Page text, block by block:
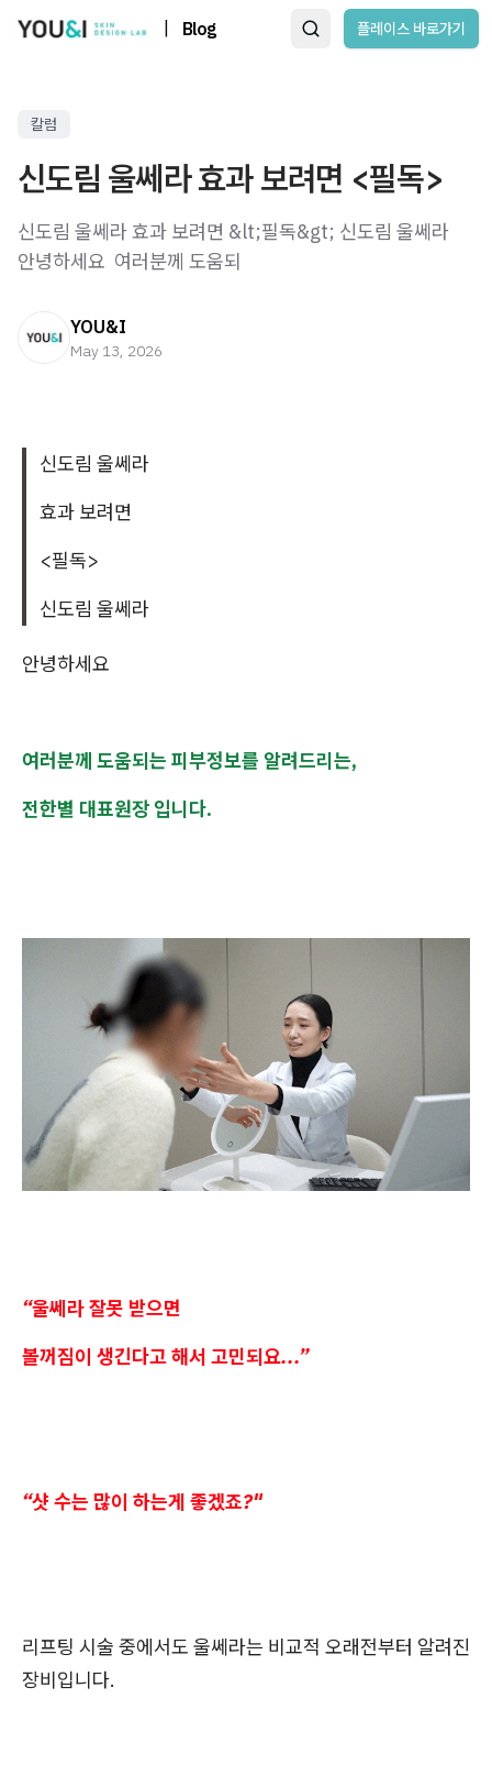
Blog 플레이스 바로가기
칼럼
신도림 울쎄라 효과 보려면 <필독>
신도림 울쎄라 효과 보려면 &lt;필독&gt; 신도림 울쎄라
안녕하세요 ​ 여러분께 도움되
YOU&I
May 13, 2026
신도림 울쎄라
효과 보려면
<필독>
신도림 울쎄라
안녕하세요
여러분께 도움되는 피부정보를 알려드리는,
전한별 대표원장 입니다.
“울쎄라 잘못 받으면
볼꺼짐이 생긴다고 해서 고민되요...”
“샷 수는 많이 하는게 좋겠죠?"
리프팅 시술 중에서도 울쎄라는 비교적 오래전부터 알려진
장비입니다.